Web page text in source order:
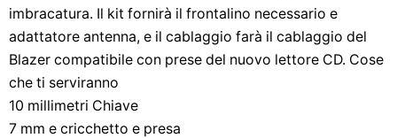
imbracatura. Il kit fornirà il frontalino necessario e
adattatore antenna, e il cablaggio farà il cablaggio del
Blazer compatibile con prese del nuovo lettore CD. Cose
che ti serviranno
10 millimetri Chiave
7 mm e cricchetto e presa